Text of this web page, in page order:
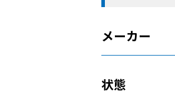
メーカー
状態